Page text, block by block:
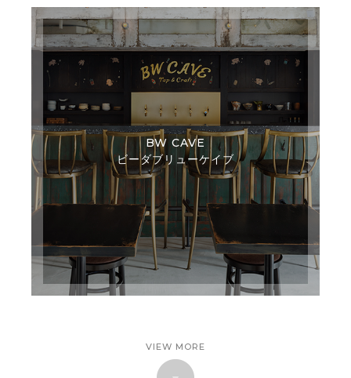
BW CAVE
ビーダブリューケイブ
VIEW MORE